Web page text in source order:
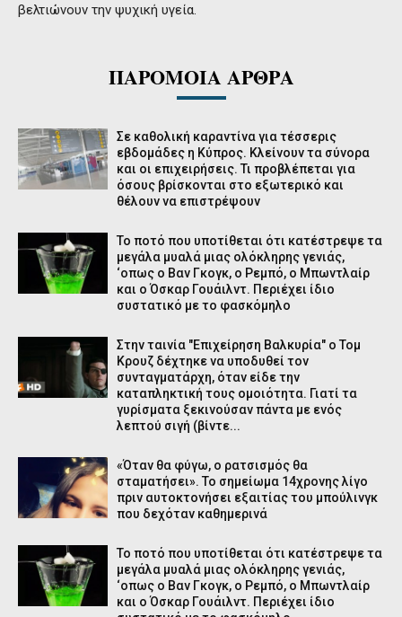
βελτιώνουν την ψυχική υγεία.
ΠΑΡΟΜΟΙΑ ΑΡΘΡΑ
Σε καθολική καραντίνα για τέσσερις
εβδομάδες η Κύπρος. Κλείνουν τα σύνορα
και οι επιχειρήσεις. Τι προβλέπεται για
όσους βρίσκονται στο εξωτερικό και
θέλουν να επιστρέψουν
Το ποτό που υποτίθεται ότι κατέστρεψε τα
μεγάλα μυαλά μιας ολόκληρης γενιάς,
‘οπως ο Βαν Γκογκ, ο Ρεμπό, ο Μπωντλαίρ
και ο Όσκαρ Γουάιλντ. Περιέχει ίδιο
συστατικό με το φασκόμηλο
Στην ταινία "Επιχείρηση Βαλκυρία" ο Τομ
Κρουζ δέχτηκε να υποδυθεί τον
συνταγματάρχη, όταν είδε την
καταπληκτική τους ομοιότητα. Γιατί τα
γυρίσματα ξεκινούσαν πάντα με ενός
λεπτού σιγή (βίντε...
«Όταν θα φύγω, ο ρατσισμός θα
σταματήσει». Το σημείωμα 14χρονης λίγο
πριν αυτοκτονήσει εξαιτίας του μπούλινγκ
που δεχόταν καθημερινά
Το ποτό που υποτίθεται ότι κατέστρεψε τα
μεγάλα μυαλά μιας ολόκληρης γενιάς,
‘οπως ο Βαν Γκογκ, ο Ρεμπό, ο Μπωντλαίρ
και ο Όσκαρ Γουάιλντ. Περιέχει ίδιο